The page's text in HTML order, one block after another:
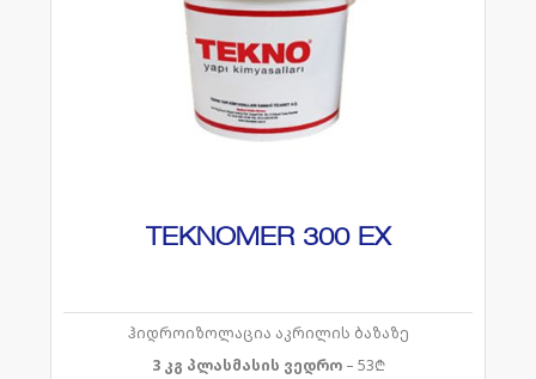
TEKNOMER 300 EX
ჰიდროიზოლაცია აკრილის ბაზაზე
3 კგ პლასმასის ვედრო– 53₾